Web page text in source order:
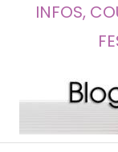
INFOS,